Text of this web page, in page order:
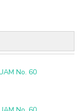
No. 60